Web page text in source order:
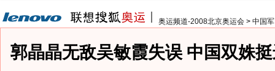
奥运频道-2008北京奥运会 > 中国
郭晶晶无敌吴敏霞失误 中国双姝